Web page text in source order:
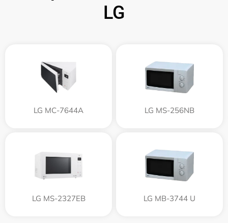
LG
LG MC-7644A LG MS-256NB
LG MS-2327EB LG MB-3744 U